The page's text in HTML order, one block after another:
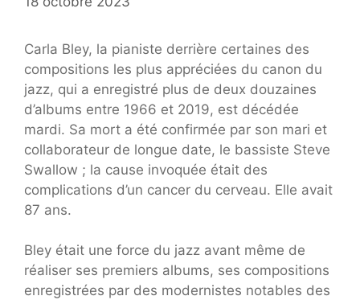
Carla Bley, la pianiste derrière certaines des
compositions les plus appréciées du canon du
jazz, qui a enregistré plus de deux douzaines
d’albums entre 1966 et 2019, est décédée
mardi. Sa mort a été confirmée par son mari et
collaborateur de longue date, le bassiste Steve
Swallow ; la cause invoquée était des
complications d’un cancer du cerveau. Elle avait
87 ans.
Bley était une force du jazz avant même de
réaliser ses premiers albums, ses compositions
enregistrées par des modernistes notables des